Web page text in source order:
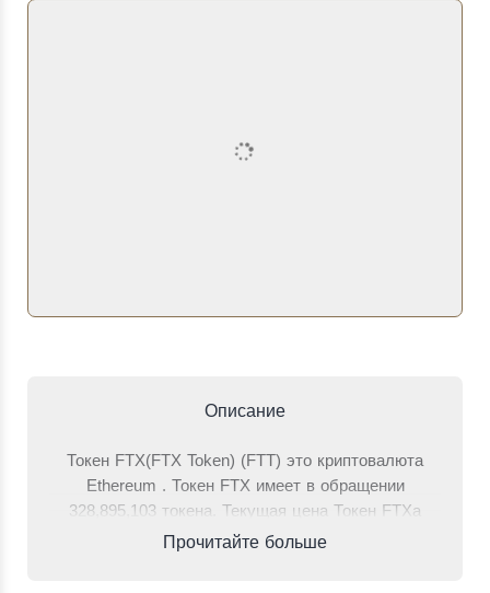
Описание
Токен FTX(FTX Token) (FTT) это криптовалюта
Ethereum . Токен FTX имеет в обращении
328,895,103 токена. Текущая цена Токен FTXа
составляет 0.20359 долларов, что на 1.68%
Прочитайте больше